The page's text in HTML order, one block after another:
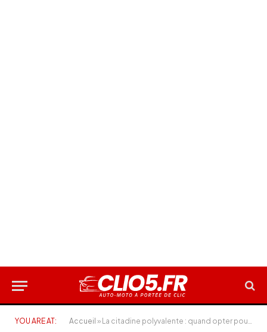
YOU ARE AT: Accueil » La citadine polyvalente : quand opter pour une version occasion légèrement supérieure pour plus de confort et longévité ?